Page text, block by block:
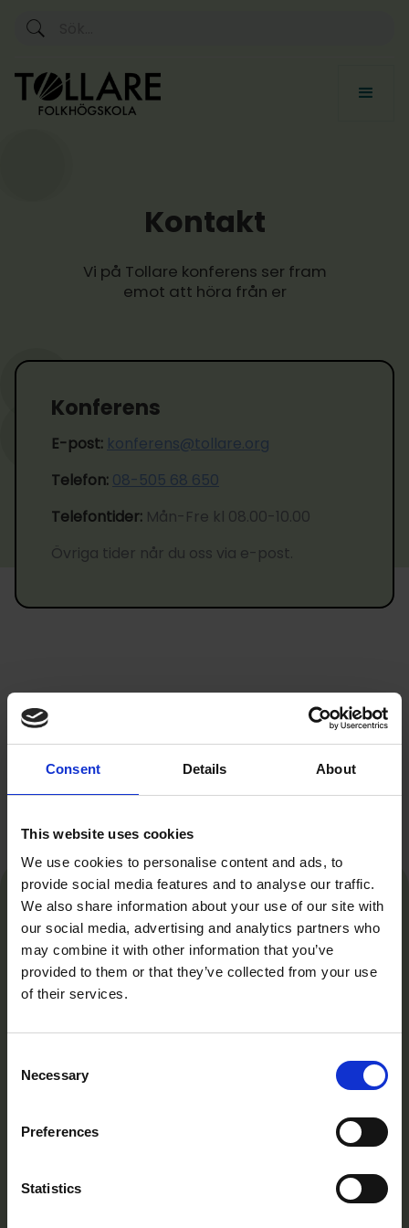
Consent Details About
This website uses cookies
We use cookies to personalise content and ads, to
provide social media features and to analyse our traffic.
We also share information about your use of our site with
our social media, advertising and analytics partners who
may combine it with other information that you’ve
provided to them or that they’ve collected from your use
of their services.
Selection
Necessary
Preferences
Statistics
Kontakt
Vi på Tollare konferens ser fram
emot att höra från er
Konferens
E-post: konferens@tollare.org
Telefon: 08-505 68 650
Telefontider: Mån-Fre kl 08.00-10.00
Övriga tider når du oss via e-post.
Tollare Folkhögskola är mer än en skola – det är
uttryck och utveckla din potential, både
vackra skärgården nära Stockholm.
Har du frågor? Kontakta oss här: